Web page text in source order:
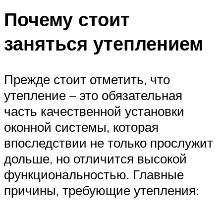
Почему стоит
заняться утеплением
Прежде стоит отметить, что
утепление – это обязательная
часть качественной установки
оконной системы, которая
впоследствии не только прослужит
дольше, но отличится высокой
функциональностью. Главные
причины, требующие утепления: